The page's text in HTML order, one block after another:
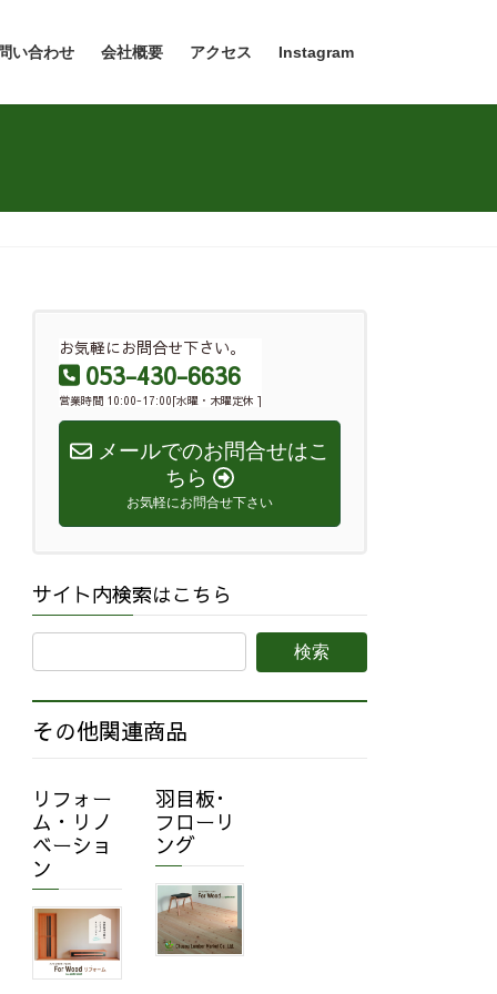
い合わせ 会社概要 アクセス Instagram
お気軽にお問合せ下さい。
053-430-6636
営業時間 10:00-17:00[水曜・木曜定休 ]
メールでのお問合せはこ
ちら
お気軽にお問合せ下さい
サイト内検索はこちら
その他関連商品
リフォー
ム・リノ
ベーショ
ン
羽目板･
フローリ
ング